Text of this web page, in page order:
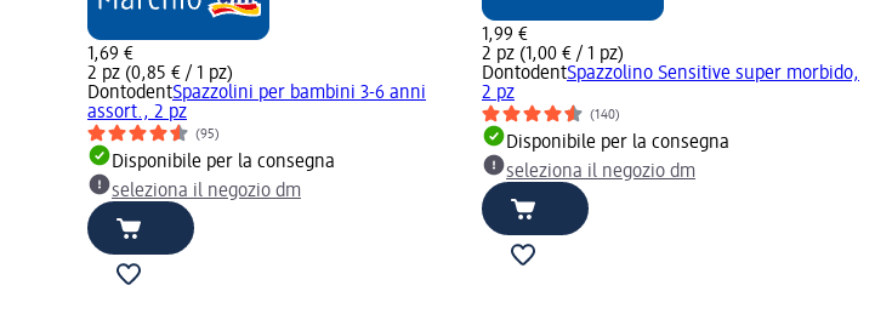
1,69 €
2 pz (0,85 € / 1 pz)
DontodentSpazzolini per bambini 3-6 anni
assort., 2 pz
(95)
Disponibile per la consegna
seleziona il negozio dm
1,99 €
2 pz (1,00 € / 1 pz)
DontodentSpazzolino Sensitive super morbido,
2 pz
(140)
Disponibile per la consegna
seleziona il negozio dm